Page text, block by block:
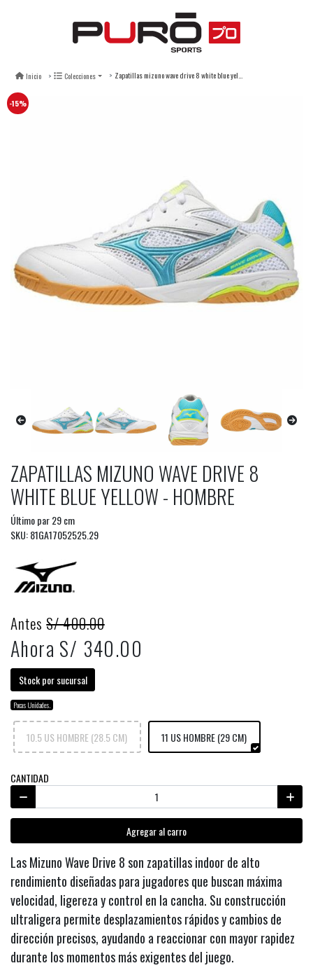
Inicio Colecciones Zapatillas mizuno wave drive 8 white blue yellow - hombre
-15%
ZAPATILLAS MIZUNO WAVE DRIVE 8
WHITE BLUE YELLOW - HOMBRE
Último par 29 cm
SKU: 81GA17052525.29
AntesS/ 400.00
Ahora S/ 340.00
Stock por sucursal
Pocas Unidades.
10.5 US HOMBRE (28.5 CM) 11 US HOMBRE (29 CM)
CANTIDAD
Agregar al carro
Las Mizuno Wave Drive 8 son zapatillas indoor de alto
rendimiento diseñadas para jugadores que buscan máxima
velocidad, ligereza y control en la cancha. Su construcción
ultraligera permite desplazamientos rápidos y cambios de
dirección precisos, ayudando a reaccionar con mayor rapidez
durante los momentos más exigentes del juego.